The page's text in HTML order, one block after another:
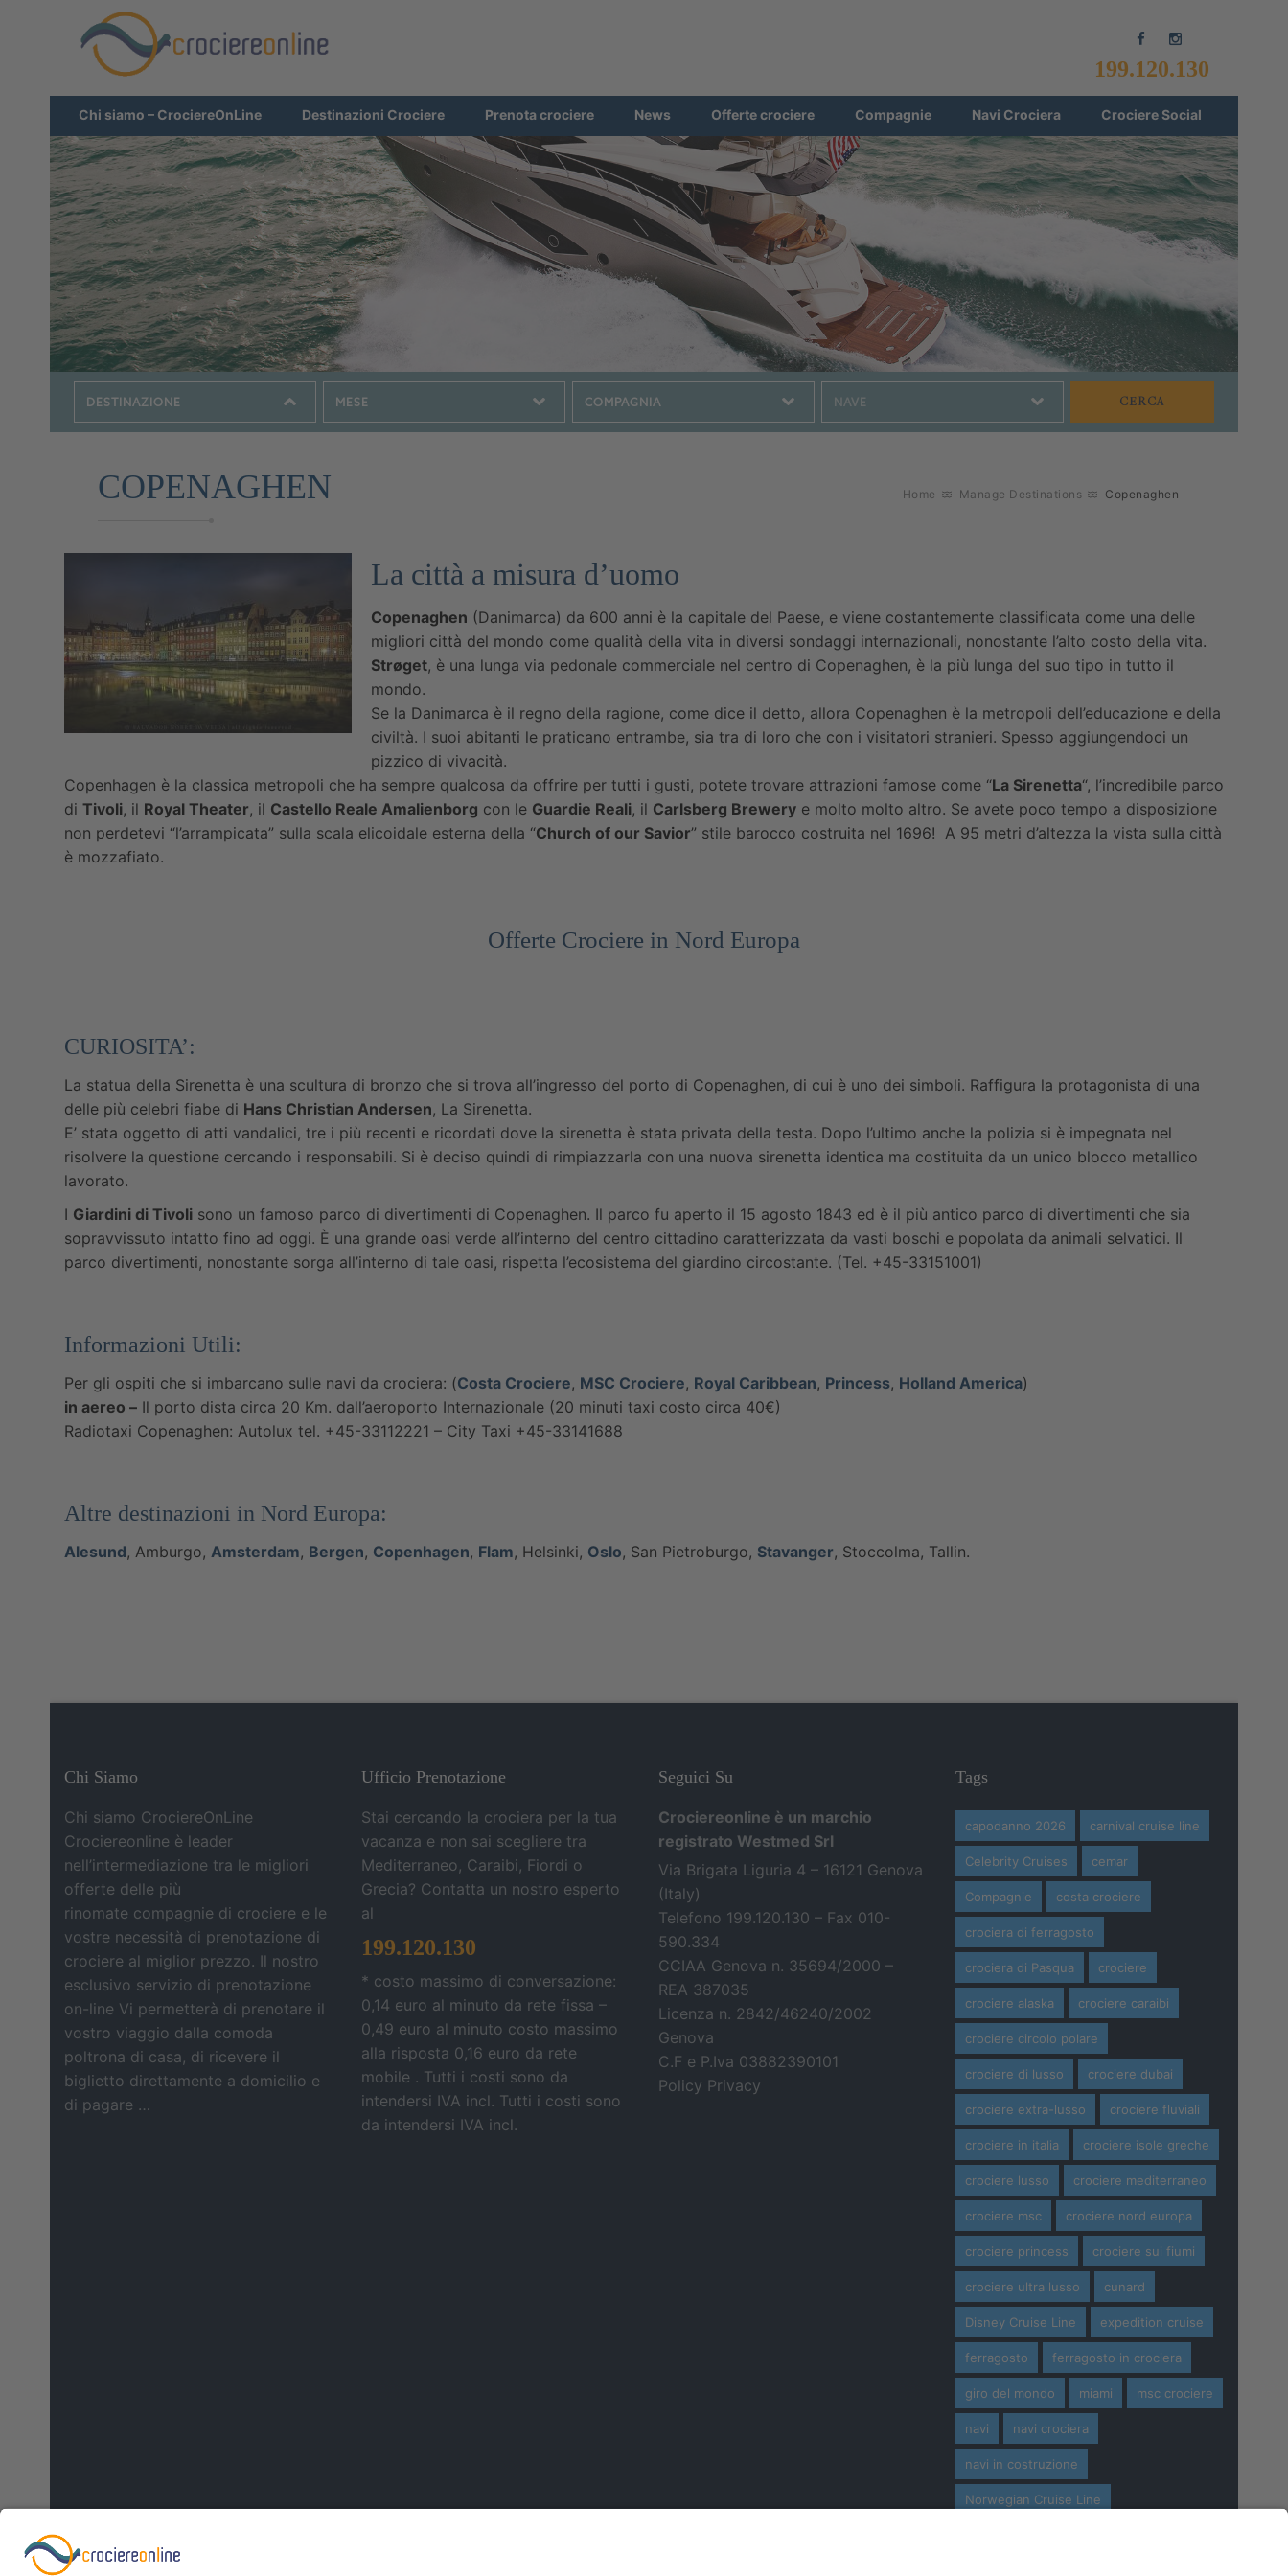
199.120.130
Chi siamo – CrociereOnLine Destinazioni Crociere Prenota crociere News Offerte crociere Compagnie Navi Crociera Crociere Social
COPENAGHEN Home Manage Destinations Copenaghen
La città a misura d’uomo
Copenaghen (Danimarca) da 600 anni è la capitale del Paese, e viene costantemente classificata come una delle
migliori città del mondo come qualità della vita in diversi sondaggi internazionali, nonostante l’alto costo della vita.
Strøget, è una lunga via pedonale commerciale nel centro di Copenaghen, è la più lunga del suo tipo in tutto il
mondo.
Se la Danimarca è il regno della ragione, come dice il detto, allora Copenaghen è la metropoli dell’educazione e della
civiltà. I suoi abitanti le praticano entrambe, sia tra di loro che con i visitatori stranieri. Spesso aggiungendoci un
pizzico di vivacità.
Copenhagen è la classica metropoli che ha sempre qualcosa da offrire per tutti i gusti, potete trovare attrazioni famose come “La Sirenetta“, l’incredibile parco
di Tivoli, il Royal Theater, il Castello Reale Amalienborg con le Guardie Reali, il Carlsberg Brewery e molto molto altro. Se avete poco tempo a disposizione
non perdetevi “l’arrampicata” sulla scala elicoidale esterna della “Church of our Savior” stile barocco costruita nel 1696! A 95 metri d’altezza la vista sulla città
è mozzafiato.
Offerte Crociere in Nord Europa
CURIOSITA’:
La statua della Sirenetta è una scultura di bronzo che si trova all’ingresso del porto di Copenaghen, di cui è uno dei simboli. Raffigura la protagonista di una
delle più celebri fiabe di Hans Christian Andersen, La Sirenetta.
E’ stata oggetto di atti vandalici, tre i più recenti e ricordati dove la sirenetta è stata privata della testa. Dopo l’ultimo anche la polizia si è impegnata nel
risolvere la questione cercando i responsabili. Si è deciso quindi di rimpiazzarla con una nuova sirenetta identica ma costituita da un unico blocco metallico
lavorato.
I Giardini di Tivoli sono un famoso parco di divertimenti di Copenaghen. Il parco fu aperto il 15 agosto 1843 ed è il più antico parco di divertimenti che sia
sopravvissuto intatto fino ad oggi. È una grande oasi verde all’interno del centro cittadino caratterizzata da vasti boschi e popolata da animali selvatici. Il
parco divertimenti, nonostante sorga all’interno di tale oasi, rispetta l’ecosistema del giardino circostante. (Tel. +45-33151001)
Informazioni Utili:
Per gli ospiti che si imbarcano sulle navi da crociera: (Costa Crociere, MSC Crociere, Royal Caribbean, Princess, Holland America)
in aereo – Il porto dista circa 20 Km. dall’aeroporto Internazionale (20 minuti taxi costo circa 40€)
Radiotaxi Copenaghen: Autolux tel. +45-33112221 – City Taxi +45-33141688
Altre destinazioni in Nord Europa:
Alesund, Amburgo, Amsterdam, Bergen, Copenhagen, Flam, Helsinki, Oslo, San Pietroburgo, Stavanger, Stoccolma, Tallin.
Chi Siamo
Chi siamo CrociereOnLine
Crociereonline è leader
nell’intermediazione tra le migliori
offerte delle più
rinomate compagnie di crociere e le
vostre necessità di prenotazione di
crociere al miglior prezzo. Il nostro
esclusivo servizio di prenotazione
on-line Vi permetterà di prenotare il
vostro viaggio dalla comoda
poltrona di casa, di ricevere il
biglietto direttamente a domicilio e
di pagare …
Ufficio Prenotazione
Stai cercando la crociera per la tua
vacanza e non sai scegliere tra
Mediterraneo, Caraibi, Fiordi o
Grecia? Contatta un nostro esperto
al
199.120.130
* costo massimo di conversazione:
0,14 euro al minuto da rete fissa –
0,49 euro al minuto costo massimo
alla risposta 0,16 euro da rete
mobile . Tutti i costi sono da
intendersi IVA incl. Tutti i costi sono
da intendersi IVA incl.
Seguici Su
Crociereonline è un marchio
registrato Westmed Srl
Via Brigata Liguria 4 – 16121 Genova
(Italy)
Telefono 199.120.130 – Fax 010-
590.334
CCIAA Genova n. 35694/2000 –
REA 387035
Licenza n. 2842/46240/2002
Genova
C.F e P.Iva 03882390101
Policy Privacy
Tags
capodanno 2026 carnival cruise line
Celebrity Cruises cemar
Compagnie costa crociere
crociera di ferragosto
crociera di Pasqua crociere
crociere alaska crociere caraibi
crociere circolo polare
crociere di lusso crociere dubai
crociere extra-lusso crociere fluviali
crociere in italia crociere isole greche
crociere lusso crociere mediterraneo
crociere msc crociere nord europa
crociere princess crociere sui fiumi
crociere ultra lusso cunard
Disney Cruise Line expedition cruise
ferragosto ferragosto in crociera
giro del mondo miami msc crociere
navi navi crociera
navi in costruzione
Norwegian Cruise Line